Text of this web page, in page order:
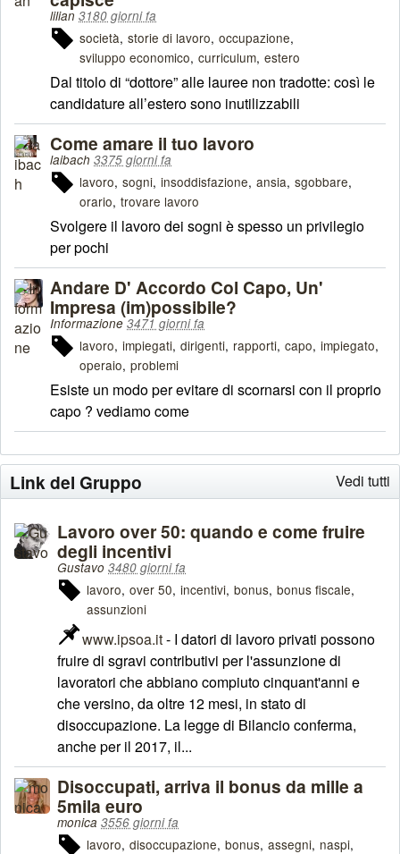
lilian 3180 giorni fa
società storie di lavoro occupazione
sviluppo economico curriculum estero
Dal titolo di “dottore” alle lauree non tradotte: così le
candidature all’estero sono inutilizzabili
Come amare il tuo lavoro
laibach 3375 giorni fa
lavoro sogni insoddisfazione ansia sgobbare
orario trovare lavoro
Svolgere il lavoro dei sogni è spesso un privilegio
per pochi
Andare D' Accordo Col Capo, Un'
Impresa (im)possibile?
Informazione 3471 giorni fa
lavoro impiegati dirigenti rapporti capo impiegato
operaio problemi
Esiste un modo per evitare di scornarsi con il proprio
capo ? vediamo come
Vedi tutti
Link del Gruppo
Lavoro over 50: quando e come fruire
degli incentivi
Gustavo 3480 giorni fa
lavoro over 50 incentivi bonus bonus fiscale
assunzioni
www.ipsoa.it- I datori di lavoro privati possono
fruire di sgravi contributivi per l'assunzione di
lavoratori che abbiano compiuto cinquant'anni e
che versino, da oltre 12 mesi, in stato di
disoccupazione. La legge di Bilancio conferma,
anche per il 2017, il...
Disoccupati, arriva il bonus da mille a
5mila euro
monica 3556 giorni fa
lavoro disoccupazione bonus assegni naspi